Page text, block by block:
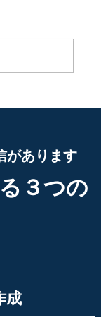
があります
３つの
成